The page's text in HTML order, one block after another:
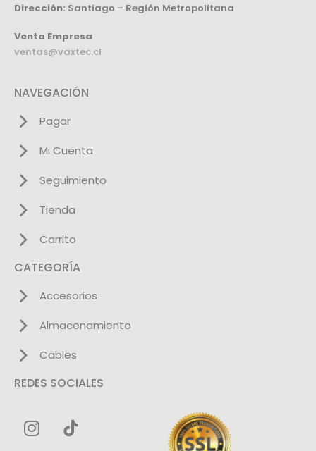
Dirección: Santiago – Región Metropolitana
Venta Empresa
ventas@vaxtec.cl
NAVEGACIÓN
Pagar
Mi Cuenta
Seguimiento
Tienda
Carrito
CATEGORÍA
Accesorios
Almacenamiento
Cables
REDES SOCIALES